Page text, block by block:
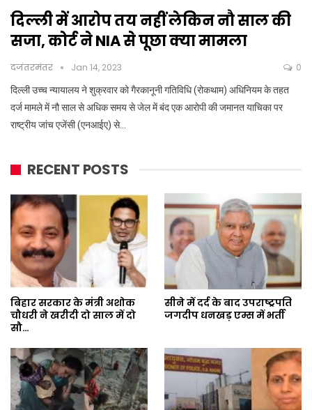
दिल्ली में आरोप तय नहीं लेकिन नौ साल की
सजा, कोर्ट ने NIA से पूछा क्या मामला
दजंतरमंतर Jan 14, 2023 0
दिल्ली उच्च न्यायालय ने शुक्रवार को गैरकानूनी गतिविधि (रोकथाम) अधिनियम के तहत
दर्ज मामले में नौ साल से अधिक समय से जेल में बंद एक आरोपी की जमानत याचिका पर
राष्ट्रीय जांच एजेंसी (एनआईए) से…
RECENT POSTS
बिहार सरकार के मंत्री अशोक
चौधरी ने खरीदी दो साल में दो
सौ…
सीने में दर्द के बाद उपराष्ट्रपति
जगदीप धनखड़ एम्स में भर्ती